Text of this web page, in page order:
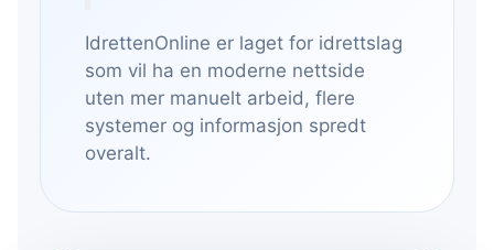
IdrettenOnline er laget for idrettslag
som vil ha en moderne nettside
uten mer manuelt arbeid, flere
systemer og informasjon spredt
overalt.